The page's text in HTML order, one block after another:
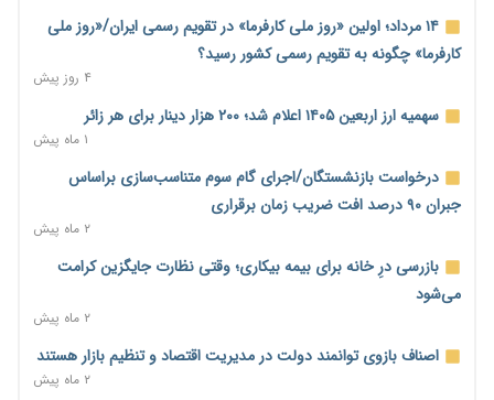
تجارت خارجی ایران در مسیر تسویه فرامرزی با رمزارز
یک سال پرچالش اینترنت/دولت چهاردهم از محدودیت به سمت
توسعه زیرساخت رفت
هشدار دیوان محاسبات درباره حساب‌های خارج از خزانه؛ ۱۲۴ حساب
ارزی در تیررس نظارت
نه از جنگ می‌ترسیم، نه از مذاکره برای منافع ملی
فرمول تازه مستمری در راه است؛ کارگران بازنده اصلاحات تأمین
اجتماعی؟
۱۴ مرداد؛ اولین «روز ملی کارفرما» در تقویم رسمی ایران/«روز ملی
کارفرما» چگونه به تقویم رسمی کشور رسید؟
۴ روز پیش
سهمیه ارز اربعین ۱۴۰۵ اعلام شد؛ ۲۰۰ هزار دینار برای هر زائر
۱ ماه پیش
درخواست بازنشستگان/اجرای گام سوم متناسب‌سازی براساس
جبران ۹۰ درصد افت ضریب زمان برقراری
۲ ماه پیش
بازرسی درِ خانه برای بیمه بیکاری؛ وقتی نظارت جایگزین کرامت
می‌شود
۲ ماه پیش
اصناف بازوی توانمند دولت در مدیریت اقتصاد و تنظیم بازار هستند
۲ ماه پیش